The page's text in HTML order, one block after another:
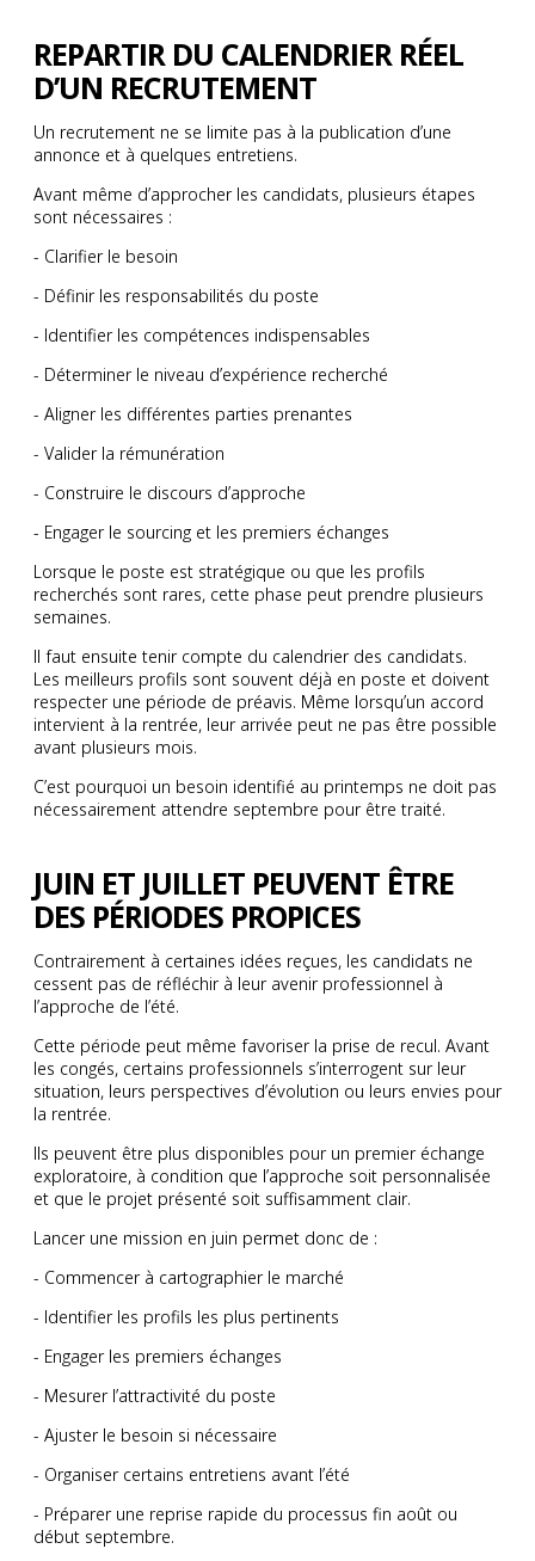
REPARTIR DU CALENDRIER RÉEL
D’UN RECRUTEMENT
Un recrutement ne se limite pas à la publication d’une
annonce et à quelques entretiens.
Avant même d’approcher les candidats, plusieurs étapes
sont nécessaires :
- Clarifier le besoin
- Définir les responsabilités du poste
- Identifier les compétences indispensables
- Déterminer le niveau d’expérience recherché
- Aligner les différentes parties prenantes
- Valider la rémunération
- Construire le discours d’approche
- Engager le sourcing et les premiers échanges
Lorsque le poste est stratégique ou que les profils
recherchés sont rares, cette phase peut prendre plusieurs
semaines.
Il faut ensuite tenir compte du calendrier des candidats.
Les meilleurs profils sont souvent déjà en poste et doivent
respecter une période de préavis. Même lorsqu’un accord
intervient à la rentrée, leur arrivée peut ne pas être possible
avant plusieurs mois.
C’est pourquoi un besoin identifié au printemps ne doit pas
nécessairement attendre septembre pour être traité.
JUIN ET JUILLET PEUVENT ÊTRE
DES PÉRIODES PROPICES
Contrairement à certaines idées reçues, les candidats ne
cessent pas de réfléchir à leur avenir professionnel à
l’approche de l’été.
Cette période peut même favoriser la prise de recul. Avant
les congés, certains professionnels s’interrogent sur leur
situation, leurs perspectives d’évolution ou leurs envies pour
la rentrée.
Ils peuvent être plus disponibles pour un premier échange
exploratoire, à condition que l’approche soit personnalisée
et que le projet présenté soit suffisamment clair.
Lancer une mission en juin permet donc de :
- Commencer à cartographier le marché
- Identifier les profils les plus pertinents
- Engager les premiers échanges
- Mesurer l’attractivité du poste
- Ajuster le besoin si nécessaire
- Organiser certains entretiens avant l’été
- Préparer une reprise rapide du processus fin août ou
début septembre.